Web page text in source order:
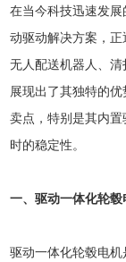
在当今科技迅速发
动驱动解决方案，
无人配送机器人、
展现出了其独特的
卖点，特别是其内
时的稳定性。
一、驱动一体化轮
驱动一体化轮毂电